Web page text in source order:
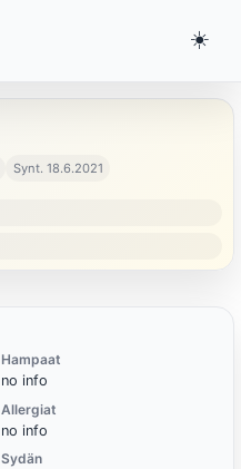
☀️
Synt. 18.6.2021
Hampaat
no info
Allergiat
no info
Sydän